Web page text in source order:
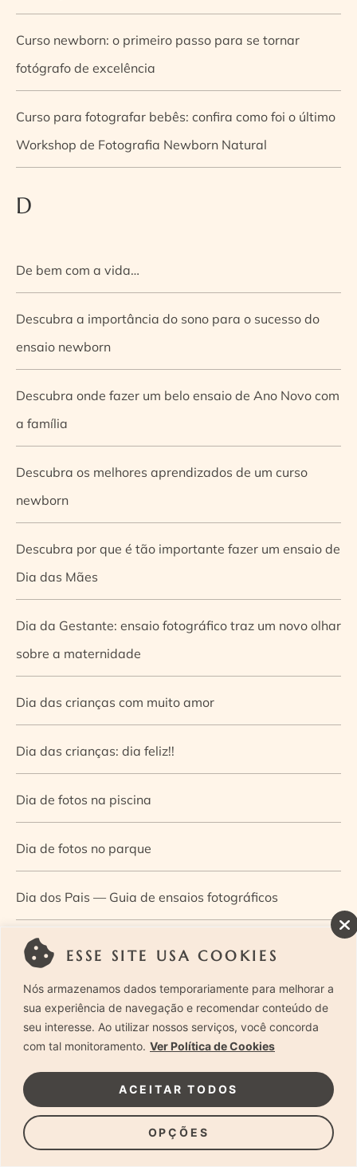
ESSE SITE USA COOKIES
Nós armazenamos dados temporariamente para melhorar a
sua experiência de navegação e recomendar conteúdo de
seu interesse. Ao utilizar nossos serviços, você concorda
com tal monitoramento. Ver Política de Cookies
OPÇÕES
ACEITAR TODOS
Curso newborn: o primeiro passo para se tornar
fotógrafo de excelência
Curso para fotografar bebês: confira como foi o último
Workshop de Fotografia Newborn Natural
D
De bem com a vida…
Descubra a importância do sono para o sucesso do
ensaio newborn
Descubra onde fazer um belo ensaio de Ano Novo com
a família
Descubra os melhores aprendizados de um curso
newborn
Descubra por que é tão importante fazer um ensaio de
Dia das Mães
Dia da Gestante: ensaio fotográfico traz um novo olhar
sobre a maternidade
Dia das crianças com muito amor
Dia das crianças: dia feliz!!
Dia de fotos na piscina
Dia de fotos no parque
Dia dos Pais — Guia de ensaios fotográficos
Dia Mundial da Infância: como a fotografia ajuda a
construir a memória e a identidade da criança
Diário de uma grávida e sua pequena
Dica de especialista: como otimizar o fluxo de trabalho
no ensaio newborn?
Dica de especialista: qual o melhor guia de poses para